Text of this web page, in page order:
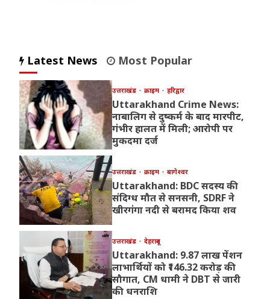
Latest News Most Popular
उत्तराखंड क्राइम हरिद्वार
Uttarakhand Crime News:
नाबालिग से दुष्कर्म के बाद मारपीट,
गंभीर हालत में मिली; आरोपी पर
मुकदमा दर्ज
उत्तराखंड क्राइम बागेश्वर
Uttarakhand: BDC सदस्य की
संदिग्ध मौत से सनसनी, SDRF ने
खीरगंगा नदी से बरामद किया शव
उत्तराखंड देहरादून
Uttarakhand: 9.87 लाख पेंशन
लाभार्थियों को ₹146.32 करोड़ की
सौगात, CM धामी ने DBT से जारी
की धनराशि